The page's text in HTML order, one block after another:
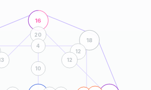
16
18
20
4
10
12
12